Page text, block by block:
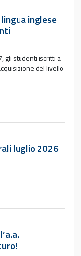
inglese
gli studenti iscritti ai
del livello
luglio 2026